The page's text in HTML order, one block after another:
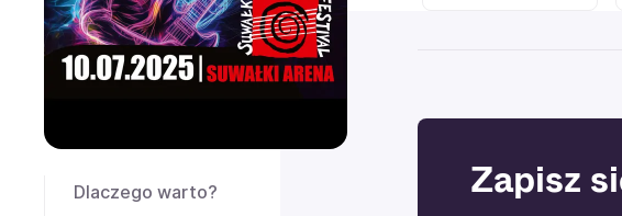
Dlaczego warto?
Zapisz